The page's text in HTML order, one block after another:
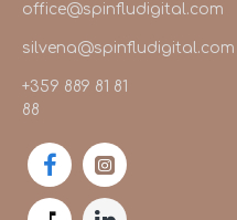
office@spinfludigital.com
silvena@spinfludigital.com
+359 889 81 81
88